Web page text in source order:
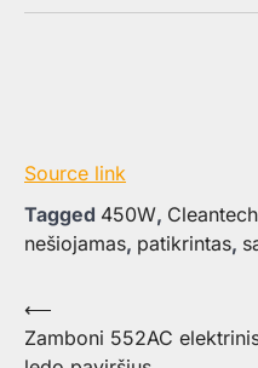
Source link
Tagged 450W,
nešiojamas, patikrintas,
Navigacija
tarp
⟵
Zamboni 552AC